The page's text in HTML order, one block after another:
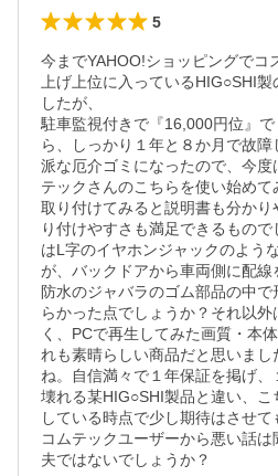
5
今までYAHOO!ショッピングでコ
上げ上位に入っているHIG○SHI
したが、
駐車監視付きで『16,000円位』
ら、しっかり１年と８か月で故
派な厄介ゴミになったので、今度
テックさんのこちらを使い始め
取り付けてみると説明書も分かり
り付けやすさも満足できるもの
はL字のイヤホンジャックのよう
が、バックドアから車両側に配線
防水のジャバラのゴム部品の中
らかった点でしょうか？それ以
く、PCで再生してみた画質・本
れも素晴らしい商品だと思いま
ね。自信満々で１年保証を掲げ
壊れる某HIG○SHI製品と違い、
している時点で少し期待はさせ
コムテックユーザーから悪い話
夫ではないでしょうか？